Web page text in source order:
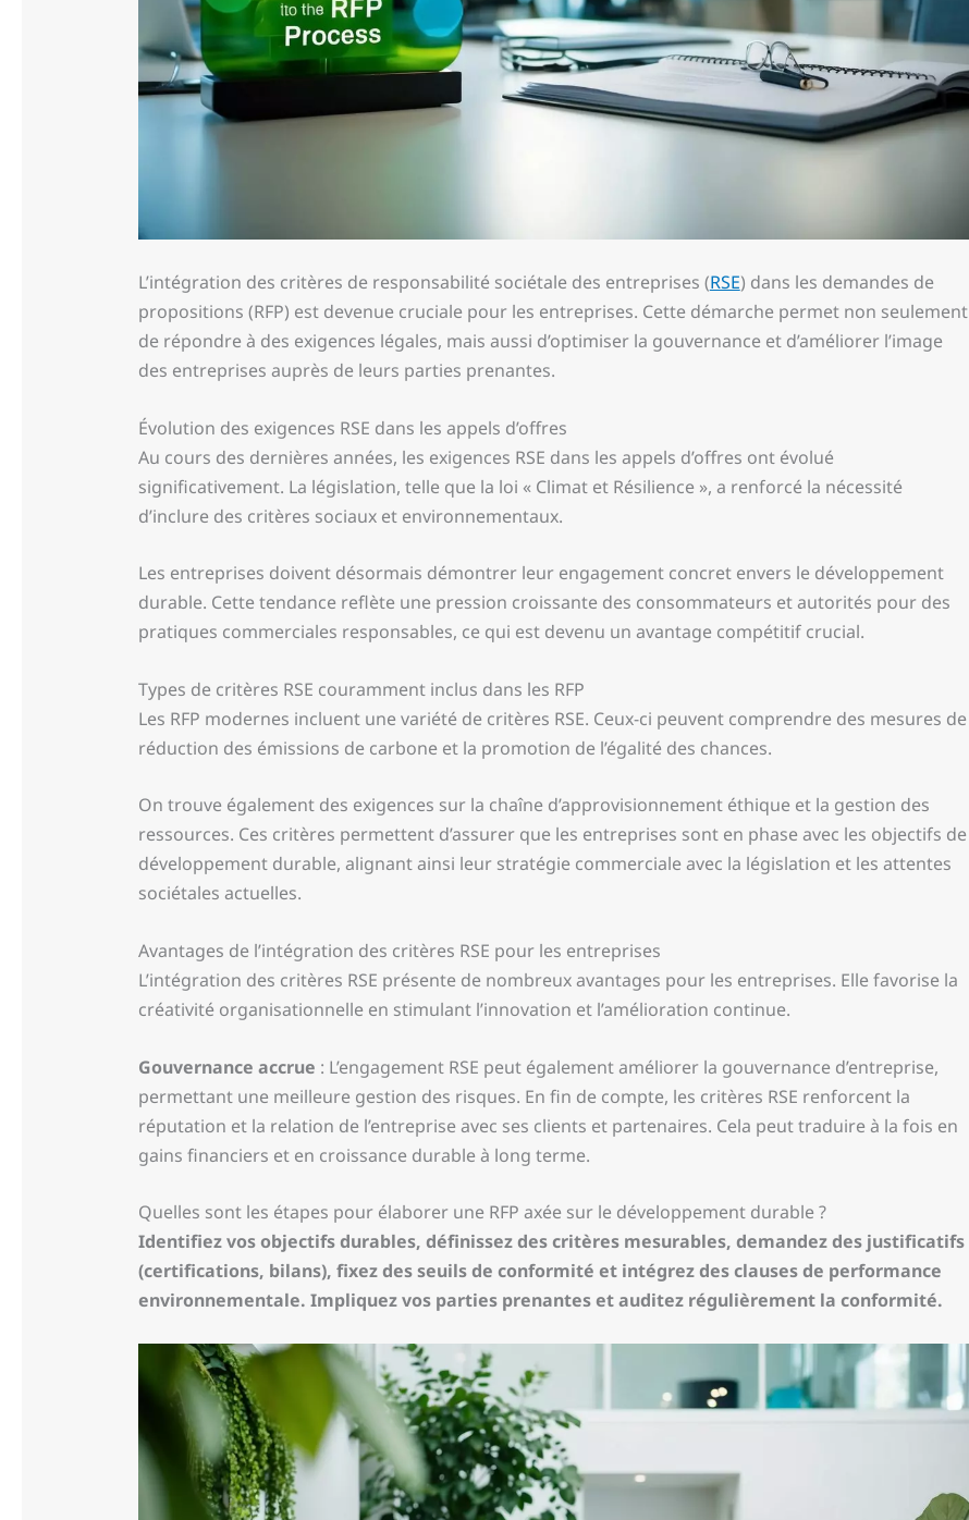
L’intégration des critères de responsabilité sociétale des entreprises (RSE) dans les demandes de
propositions (RFP) est devenue cruciale pour les entreprises. Cette démarche permet non seulement
de répondre à des exigences légales, mais aussi d’optimiser la gouvernance et d’améliorer l’image
des entreprises auprès de leurs parties prenantes.
Évolution des exigences RSE dans les appels d’offres
Au cours des dernières années, les exigences RSE dans les appels d’offres ont évolué
significativement. La législation, telle que la loi « Climat et Résilience », a renforcé la nécessité
d’inclure des critères sociaux et environnementaux.
Les entreprises doivent désormais démontrer leur engagement concret envers le développement
durable. Cette tendance reflète une pression croissante des consommateurs et autorités pour des
pratiques commerciales responsables, ce qui est devenu un avantage compétitif crucial.
Types de critères RSE couramment inclus dans les RFP
Les RFP modernes incluent une variété de critères RSE. Ceux-ci peuvent comprendre des mesures de
réduction des émissions de carbone et la promotion de l’égalité des chances.
On trouve également des exigences sur la chaîne d’approvisionnement éthique et la gestion des
ressources. Ces critères permettent d’assurer que les entreprises sont en phase avec les objectifs de
développement durable, alignant ainsi leur stratégie commerciale avec la législation et les attentes
sociétales actuelles.
Avantages de l’intégration des critères RSE pour les entreprises
L’intégration des critères RSE présente de nombreux avantages pour les entreprises. Elle favorise la
créativité organisationnelle en stimulant l’innovation et l’amélioration continue.
Gouvernance accrue : L’engagement RSE peut également améliorer la gouvernance d’entreprise,
permettant une meilleure gestion des risques. En fin de compte, les critères RSE renforcent la
réputation et la relation de l’entreprise avec ses clients et partenaires. Cela peut traduire à la fois en
gains financiers et en croissance durable à long terme.
Quelles sont les étapes pour élaborer une RFP axée sur le développement durable ?
Identifiez vos objectifs durables, définissez des critères mesurables, demandez des justificatifs
(certifications, bilans), fixez des seuils de conformité et intégrez des clauses de performance
environnementale. Impliquez vos parties prenantes et auditez régulièrement la conformité.